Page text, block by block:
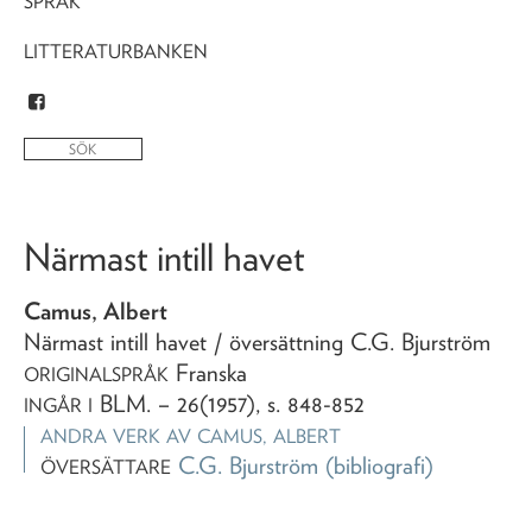
LITTERATURBANKEN
Närmast intill havet
Camus, Albert
Närmast intill havet / översättning C.G. Bjurström
ORIGINALSPRÅK Franska
INGÅR I BLM. – 26(1957), s. 848-852
ANDRA VERK AV CAMUS, ALBERT
ÖVERSÄTTARE C.G. Bjurström (bibliografi)